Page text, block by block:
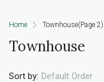
Home Townhouse(Page 2)
Townhouse
Sort by: Default Order